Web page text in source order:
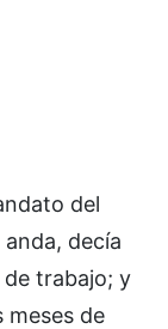
del
decía
trabajo; y
meses de